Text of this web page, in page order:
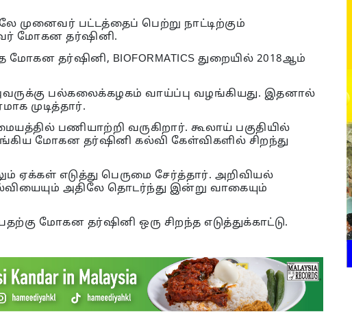
முனைவர் பட்டத்தைப் பெற்று நாட்டிற்கும்
மோகன தர்ஷினி.
தர்ஷினி, BIOFORMATICS துறையில் 2018ஆம்
அவருக்கு பல்கலைக்கழகம் வாய்ப்பு வழங்கியது. இதனால்
முடித்தார்.
பணியாற்றி வருகிறார். கூலாய் பகுதியில்
மோகன தர்ஷினி கல்வி கேள்விகளில் சிறந்து
ஏக்கள் எடுத்து பெருமை சேர்த்தார். அறிவியல்
அதிலே தொடர்ந்து இன்று வாகையும்
மோகன தர்ஷினி ஒரு சிறந்த எடுத்துக்காட்டு.